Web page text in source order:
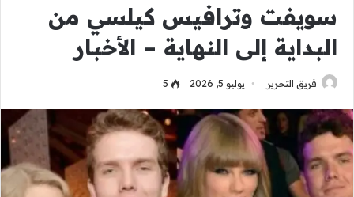
سويفت وترافيس كيلسي من
البداية إلى النهاية – الأخبار
فريق التحرير يوليو 5, 2026 5